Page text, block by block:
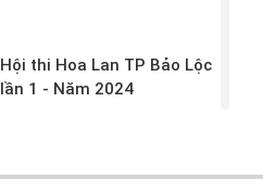
Hội thi Hoa Lan TP Bảo Lộc
lần 1 - Năm 2024